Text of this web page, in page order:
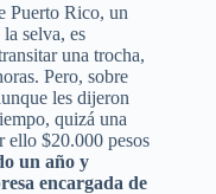
Puerto Rico, un
selva, es
una trocha,
Pero, sobre
les dijeron
quizá una
ello $20.000 pesos
un año y
encargada de